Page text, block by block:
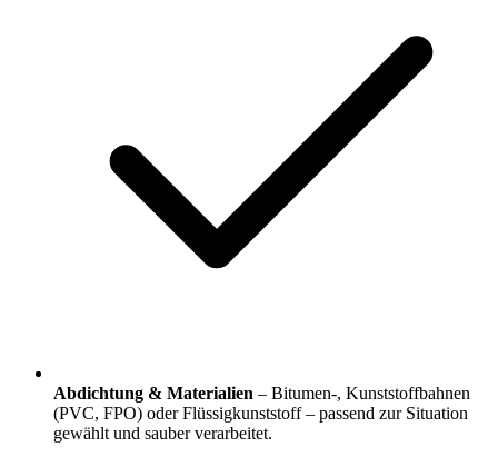
Abdichtung & Materialien – Bitumen-, Kunststoffbahnen
(PVC, FPO) oder Flüssigkunststoff – passend zur Situation
gewählt und sauber verarbeitet.